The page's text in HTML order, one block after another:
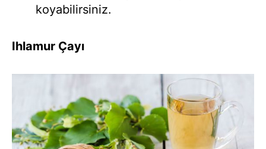
koyabilirsiniz.
Ihlamur Çayı